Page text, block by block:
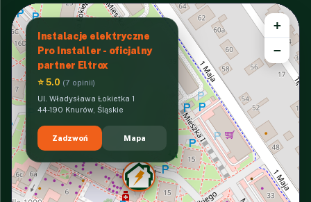
Instalacje elektryczne
Pro Installer - oficjalny
partner Eltrox
⭐ 5.0 (7 opinii)
Ul. Władysława Łokietka 1
44-190 Knurów, Śląskie
Zadzwoń Mapa
+
−